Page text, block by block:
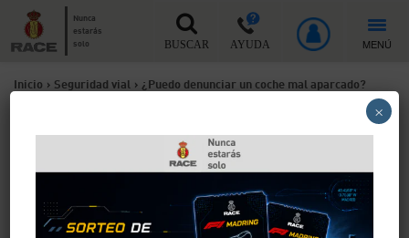
Nunca
estarás
solo
BUSCAR AYUDA MENÚ
Inicio > Seguridad vial > ¿Puedo denunciar un coche mal aparcado?
mal aparcado?
Cualquier ciudadano puede denunciar a las
autoridades una infracción de tráfico de la que ha sido
×